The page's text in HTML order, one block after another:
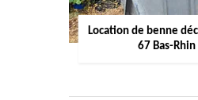
Location de benne
67 Bas-Rhin